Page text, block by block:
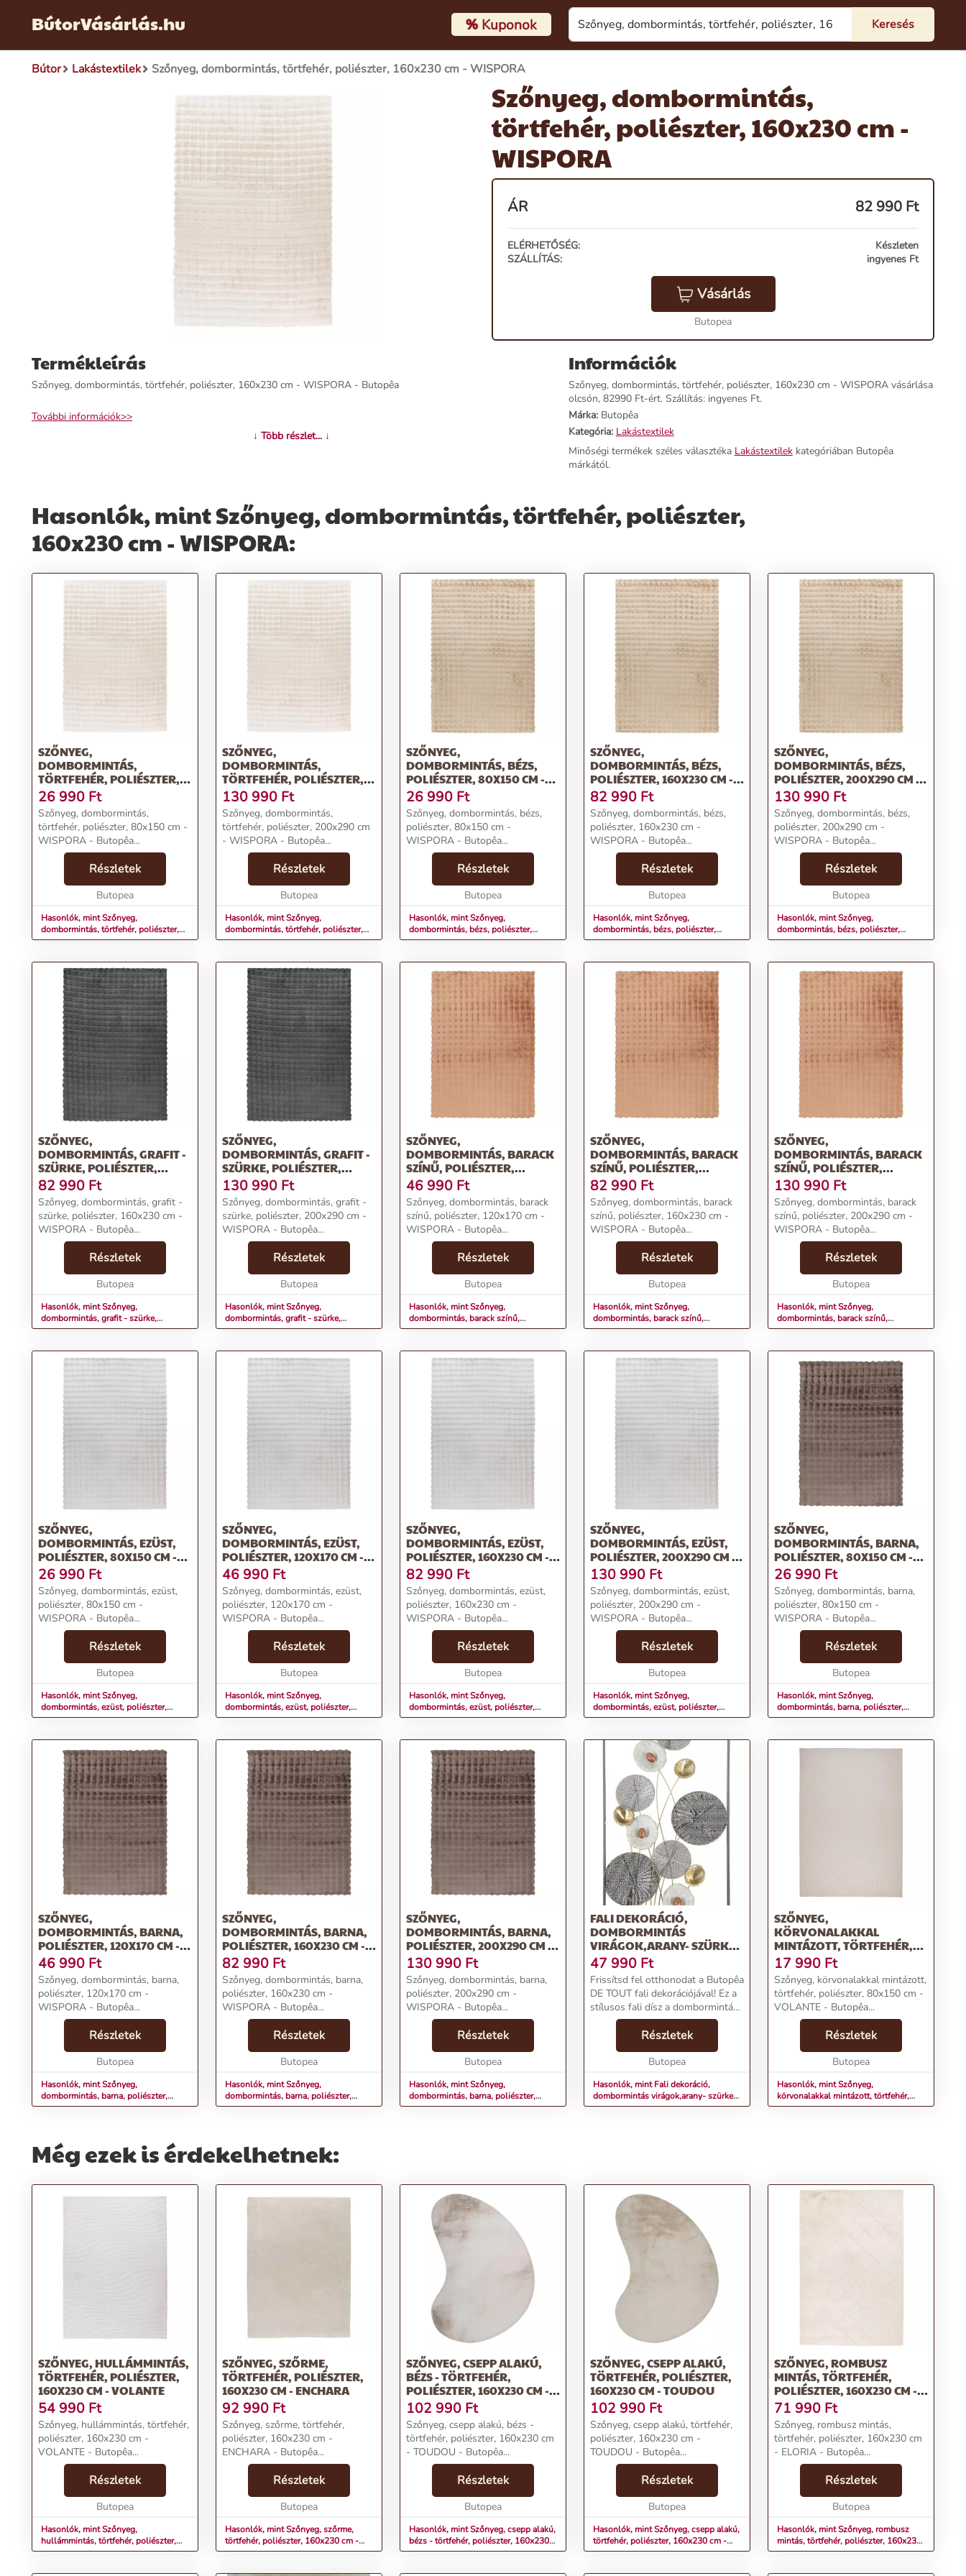
BútorVásárlás.hu %Kuponok
Bútor Lakástextilek Szőnyeg, dombormintás, törtfehér, poliészter, 160x230 cm - WISPORA
Szőnyeg, dombormintás,
törtfehér, poliészter, 160x230 cm -
WISPORA
ÁR 82 990 Ft
ELÉRHETŐSÉG:
Készleten
SZÁLLÍTÁS:
ingyenes Ft
Vásárlás
Butopea
Termékleírás
Szőnyeg, dombormintás, törtfehér, poliészter, 160x230 cm - WISPORA - Butopêa
További információk>>
↓ Több részlet... ↓
Információk
Szőnyeg, dombormintás, törtfehér, poliészter, 160x230 cm - WISPORA vásárlása
olcsón, 82990 Ft-ért. Szállítás: ingyenes Ft.
Márka:Butopêa
Kategória: Lakástextilek
Minőségi termékek széles választéka Lakástextilekkategóriában Butopêa
márkától.
Hasonlók, mint Szőnyeg, dombormintás, törtfehér, poliészter,
160x230 cm - WISPORA:
SZŐNYEG,
DOMBORMINTÁS,
TÖRTFEHÉR, POLIÉSZTER,
80X150 CM - WISPORA
26 990 Ft
Szőnyeg, dombormintás,
törtfehér, poliészter, 80x150 cm -
WISPORA - Butopêa...
Részletek
Butopea
Hasonlók, mint Szőnyeg,
dombormintás, törtfehér, poliészter,
80x150 cm - WISPORA
SZŐNYEG,
DOMBORMINTÁS,
TÖRTFEHÉR, POLIÉSZTER,
200X290 CM - WISPORA
130 990 Ft
Szőnyeg, dombormintás,
törtfehér, poliészter, 200x290 cm
- WISPORA - Butopêa...
Részletek
Butopea
Hasonlók, mint Szőnyeg,
dombormintás, törtfehér, poliészter,
200x290 cm - WISPORA
SZŐNYEG,
DOMBORMINTÁS, BÉZS,
POLIÉSZTER, 80X150 CM -
WISPORA
26 990 Ft
Szőnyeg, dombormintás, bézs,
poliészter, 80x150 cm -
WISPORA - Butopêa...
Részletek
Butopea
Hasonlók, mint Szőnyeg,
dombormintás, bézs, poliészter,
80x150 cm - WISPORA
SZŐNYEG,
DOMBORMINTÁS, BÉZS,
POLIÉSZTER, 160X230 CM -
WISPORA
82 990 Ft
Szőnyeg, dombormintás, bézs,
poliészter, 160x230 cm -
WISPORA - Butopêa...
Részletek
Butopea
Hasonlók, mint Szőnyeg,
dombormintás, bézs, poliészter,
160x230 cm - WISPORA
SZŐNYEG,
DOMBORMINTÁS, BÉZS,
POLIÉSZTER, 200X290 CM -
WISPORA
130 990 Ft
Szőnyeg, dombormintás, bézs,
poliészter, 200x290 cm -
WISPORA - Butopêa...
Részletek
Butopea
Hasonlók, mint Szőnyeg,
dombormintás, bézs, poliészter,
200x290 cm - WISPORA
SZŐNYEG,
DOMBORMINTÁS, GRAFIT -
SZÜRKE, POLIÉSZTER,
160X230 CM - WISPORA
82 990 Ft
Szőnyeg, dombormintás, grafit -
szürke, poliészter, 160x230 cm -
WISPORA - Butopêa...
Részletek
Butopea
Hasonlók, mint Szőnyeg,
dombormintás, grafit - szürke,
poliészter, 160x230 cm - WISPORA
SZŐNYEG,
DOMBORMINTÁS, GRAFIT -
SZÜRKE, POLIÉSZTER,
200X290 CM - WISPORA
130 990 Ft
Szőnyeg, dombormintás, grafit -
szürke, poliészter, 200x290 cm -
WISPORA - Butopêa...
Részletek
Butopea
Hasonlók, mint Szőnyeg,
dombormintás, grafit - szürke,
poliészter, 200x290 cm - WISPORA
SZŐNYEG,
DOMBORMINTÁS, BARACK
SZÍNŰ, POLIÉSZTER,
120X170 CM - WISPORA
46 990 Ft
Szőnyeg, dombormintás, barack
színű, poliészter, 120x170 cm -
WISPORA - Butopêa...
Részletek
Butopea
Hasonlók, mint Szőnyeg,
dombormintás, barack színű,
poliészter, 120x170 cm - WISPORA
SZŐNYEG,
DOMBORMINTÁS, BARACK
SZÍNŰ, POLIÉSZTER,
160X230 CM - WISPORA
82 990 Ft
Szőnyeg, dombormintás, barack
színű, poliészter, 160x230 cm -
WISPORA - Butopêa...
Részletek
Butopea
Hasonlók, mint Szőnyeg,
dombormintás, barack színű,
poliészter, 160x230 cm - WISPORA
SZŐNYEG,
DOMBORMINTÁS, BARACK
SZÍNŰ, POLIÉSZTER,
200X290 CM - WISPORA
130 990 Ft
Szőnyeg, dombormintás, barack
színű, poliészter, 200x290 cm -
WISPORA - Butopêa...
Részletek
Butopea
Hasonlók, mint Szőnyeg,
dombormintás, barack színű,
poliészter, 200x290 cm - WISPORA
SZŐNYEG,
DOMBORMINTÁS, EZÜST,
POLIÉSZTER, 80X150 CM -
WISPORA
26 990 Ft
Szőnyeg, dombormintás, ezüst,
poliészter, 80x150 cm -
WISPORA - Butopêa...
Részletek
Butopea
Hasonlók, mint Szőnyeg,
dombormintás, ezüst, poliészter,
80x150 cm - WISPORA
SZŐNYEG,
DOMBORMINTÁS, EZÜST,
POLIÉSZTER, 120X170 CM -
WISPORA
46 990 Ft
Szőnyeg, dombormintás, ezüst,
poliészter, 120x170 cm -
WISPORA - Butopêa...
Részletek
Butopea
Hasonlók, mint Szőnyeg,
dombormintás, ezüst, poliészter,
120x170 cm - WISPORA
SZŐNYEG,
DOMBORMINTÁS, EZÜST,
POLIÉSZTER, 160X230 CM -
WISPORA
82 990 Ft
Szőnyeg, dombormintás, ezüst,
poliészter, 160x230 cm -
WISPORA - Butopêa...
Részletek
Butopea
Hasonlók, mint Szőnyeg,
dombormintás, ezüst, poliészter,
160x230 cm - WISPORA
SZŐNYEG,
DOMBORMINTÁS, EZÜST,
POLIÉSZTER, 200X290 CM -
WISPORA
130 990 Ft
Szőnyeg, dombormintás, ezüst,
poliészter, 200x290 cm -
WISPORA - Butopêa...
Részletek
Butopea
Hasonlók, mint Szőnyeg,
dombormintás, ezüst, poliészter,
200x290 cm - WISPORA
SZŐNYEG,
DOMBORMINTÁS, BARNA,
POLIÉSZTER, 80X150 CM -
WISPORA
26 990 Ft
Szőnyeg, dombormintás, barna,
poliészter, 80x150 cm -
WISPORA - Butopêa...
Részletek
Butopea
Hasonlók, mint Szőnyeg,
dombormintás, barna, poliészter,
80x150 cm - WISPORA
SZŐNYEG,
DOMBORMINTÁS, BARNA,
POLIÉSZTER, 120X170 CM -
WISPORA
46 990 Ft
Szőnyeg, dombormintás, barna,
poliészter, 120x170 cm -
WISPORA - Butopêa...
Részletek
Butopea
Hasonlók, mint Szőnyeg,
dombormintás, barna, poliészter,
120x170 cm - WISPORA
SZŐNYEG,
DOMBORMINTÁS, BARNA,
POLIÉSZTER, 160X230 CM -
WISPORA
82 990 Ft
Szőnyeg, dombormintás, barna,
poliészter, 160x230 cm -
WISPORA - Butopêa...
Részletek
Butopea
Hasonlók, mint Szőnyeg,
dombormintás, barna, poliészter,
160x230 cm - WISPORA
SZŐNYEG,
DOMBORMINTÁS, BARNA,
POLIÉSZTER, 200X290 CM -
WISPORA
130 990 Ft
Szőnyeg, dombormintás, barna,
poliészter, 200x290 cm -
WISPORA - Butopêa...
Részletek
Butopea
Hasonlók, mint Szőnyeg,
dombormintás, barna, poliészter,
200x290 cm - WISPORA
FALI DEKORÁCIÓ,
DOMBORMINTÁS
VIRÁGOK,ARANY- SZÜRKE-
TÖRTFEHÉR - DE TOUT
47 990 Ft
Frissítsd fel otthonodat a Butopêa
DE TOUT fali dekorációjával! Ez a
stílusos fali dísz a dombormintás
virágok és az arany-szürke-
törtfehér színek elegáns
kombinációjával varázsolja
otthonodat még von...
Részletek
Butopea
Hasonlók, mint Fali dekoráció,
dombormintás virágok,arany- szürke-
törtfehér - DE TOUT
SZŐNYEG,
KÖRVONALAKKAL
MINTÁZOTT, TÖRTFEHÉR,
POLIÉSZTER, 80X150 CM -
VOLANTE
17 990 Ft
Szőnyeg, körvonalakkal mintázott,
törtfehér, poliészter, 80x150 cm -
VOLANTE - Butopêa...
Részletek
Butopea
Hasonlók, mint Szőnyeg,
körvonalakkal mintázott, törtfehér,
poliészter, 80x150 cm - VOLANTE
Még ezek is érdekelhetnek:
SZŐNYEG, HULLÁMMINTÁS,
TÖRTFEHÉR, POLIÉSZTER,
160X230 CM - VOLANTE
54 990 Ft
Szőnyeg, hullámmintás, törtfehér,
poliészter, 160x230 cm -
VOLANTE - Butopêa...
Részletek
Butopea
Hasonlók, mint Szőnyeg,
hullámmintás, törtfehér, poliészter,
160x230 cm - VOLANTE
SZŐNYEG, SZŐRME,
TÖRTFEHÉR, POLIÉSZTER,
160X230 CM - ENCHARA
92 990 Ft
Szőnyeg, szőrme, törtfehér,
poliészter, 160x230 cm -
ENCHARA - Butopêa...
Részletek
Butopea
Hasonlók, mint Szőnyeg, szőrme,
törtfehér, poliészter, 160x230 cm -
ENCHARA
SZŐNYEG, CSEPP ALAKÚ,
BÉZS - TÖRTFEHÉR,
POLIÉSZTER, 160X230 CM -
TOUDOU
102 990 Ft
Szőnyeg, csepp alakú, bézs -
törtfehér, poliészter, 160x230 cm
- TOUDOU - Butopêa...
Részletek
Butopea
Hasonlók, mint Szőnyeg, csepp alakú,
bézs - törtfehér, poliészter, 160x230
cm - TOUDOU
SZŐNYEG, CSEPP ALAKÚ,
TÖRTFEHÉR, POLIÉSZTER,
160X230 CM - TOUDOU
102 990 Ft
Szőnyeg, csepp alakú, törtfehér,
poliészter, 160x230 cm -
TOUDOU - Butopêa...
Részletek
Butopea
Hasonlók, mint Szőnyeg, csepp alakú,
törtfehér, poliészter, 160x230 cm -
TOUDOU
SZŐNYEG, ROMBUSZ
MINTÁS, TÖRTFEHÉR,
POLIÉSZTER, 160X230 CM -
ELORIA
71 990 Ft
Szőnyeg, rombusz mintás,
törtfehér, poliészter, 160x230 cm
- ELORIA - Butopêa...
Részletek
Butopea
Hasonlók, mint Szőnyeg, rombusz
mintás, törtfehér, poliészter, 160x230
cm - ELORIA